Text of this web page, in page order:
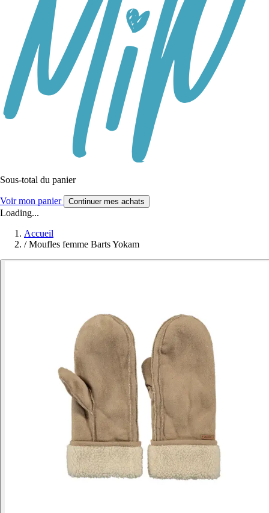
Sous-total du panier
Voir mon panier Continuer mes achats
Loading...
Accueil
/ Moufles femme Barts Yokam